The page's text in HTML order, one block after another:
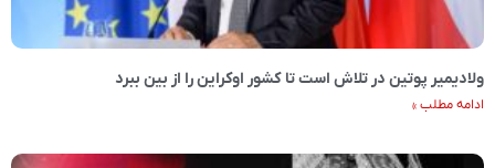
ولادیمیر پوتین در تلاش است تا کشور اوکراین را از بین ببرد
ادامه مطلب »